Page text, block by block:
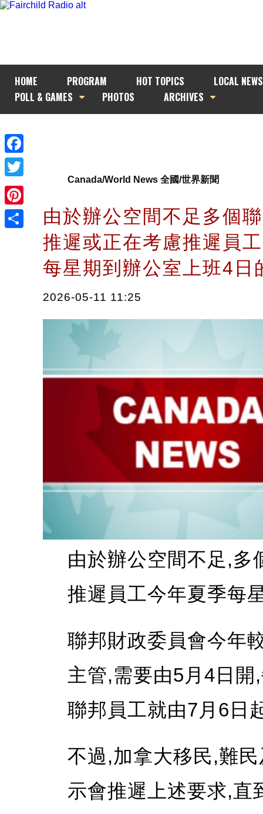
HOME PROGRAM HOT TOPICS
LOCAL NEWS
POLL & GAMES
PHOTOS ARCHIVES
Facebook
Twitter
Pinterest
Canada/World News 全國/世界新聞
由於辦公空間不足多個
推遲或正在考慮推遲員
每星期到辦公室上班4
2026-05-11 11:25
由於辦公空間不足,多
推遲員工今年夏季每
聯邦財政委員會今年
主管,需要由5月4日
聯邦員工就由7月6日
不過,加拿大移民,難
示會推遲上述要求,直